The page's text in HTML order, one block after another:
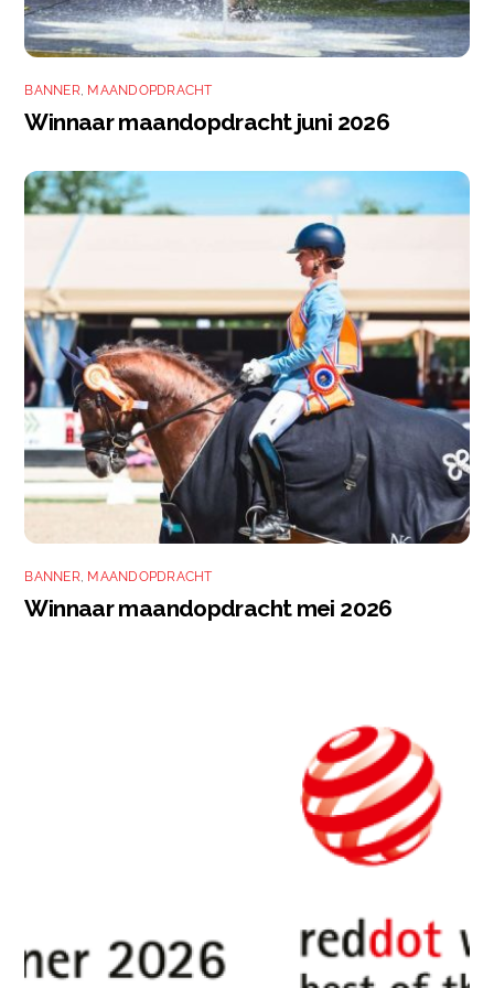
BANNER MAANDOPDRACHT
Winnaar maandopdracht juni 2026
BANNER, MAANDOPDRACHT
Winnaar maandopdracht mei 2026